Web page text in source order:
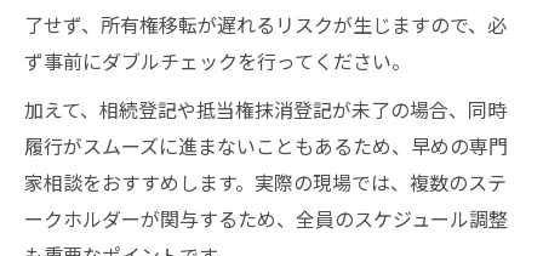
了せず、所有権移転が遅れるリスクが生じますので、必
ず事前にダブルチェックを行ってください。
加えて、相続登記や抵当権抹消登記が未了の場合、同時
履行がスムーズに進まないこともあるため、早めの専門
家相談をおすすめします。実際の現場では、複数のステ
ークホルダーが関与するため、全員のスケジュール調整